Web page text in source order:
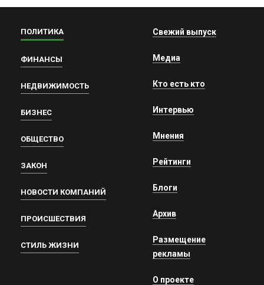
ПОЛИТИКА
ФИНАНСЫ
НЕДВИЖИМОСТЬ
БИЗНЕС
ОБЩЕСТВО
ЗАКОН
НОВОСТИ КОМПАНИЙ
ПРОИСШЕСТВИЯ
СТИЛЬ ЖИЗНИ
Свежий выпуск
Медиа
Кто есть кто
Интервью
Мнения
Рейтинги
Блоги
Архив
Размещение
рекламы
О проекте